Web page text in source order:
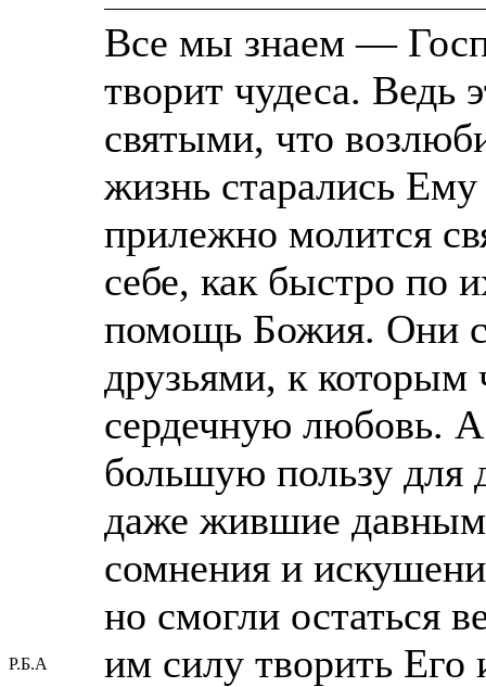
Р.Б.А
Все мы знаем —
творит чудеса. Ведь
святыми, что
жизнь старались
прилежно молится
себе, как быстро по
помощь Божия. Они
друзьями, к которым
сердечную любовь.
большую пользу
даже жившие
сомнения и
но смогли остаться
им силу творить Его